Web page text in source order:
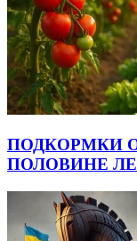
ПОДКОРМКИ
ПОЛОВИНЕ